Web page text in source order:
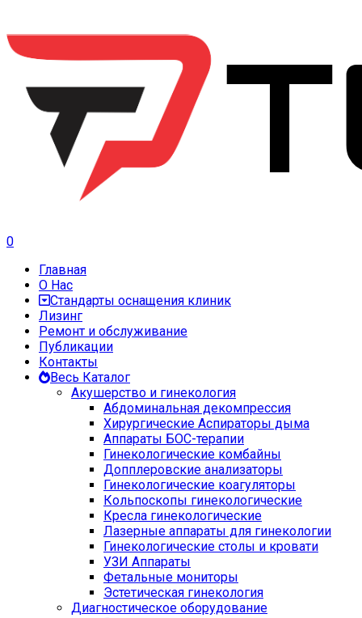
0
Главная
О Нас
Стандарты оснащения клиник
Лизинг
Ремонт и обслуживание
Публикации
Контакты
Весь Каталог
Акушерство и гинекология
Абдоминальная декомпрессия
Хирургические Аспираторы дыма
Аппараты БОС-терапии
Гинекологические комбайны
Допплеровские анализаторы
Гинекологические коагуляторы
Кольпоскопы гинекологические
Кресла гинекологические
Лазерные аппараты для гинекологии
Гинекологические столы и кровати
УЗИ Аппараты
Фетальные мониторы
Эстетическая гинекология
Диагностическое оборудование